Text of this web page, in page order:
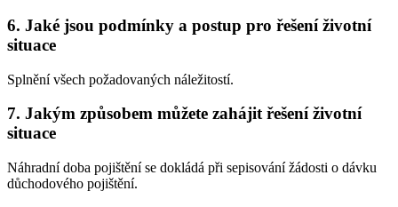
6. Jaké jsou podmínky a postup pro řešení životní
situace
Splnění všech požadovaných náležitostí.
7. Jakým způsobem můžete zahájit řešení životní
situace
Náhradní doba pojištění se dokládá při sepisování žádosti o dávku
důchodového pojištění.